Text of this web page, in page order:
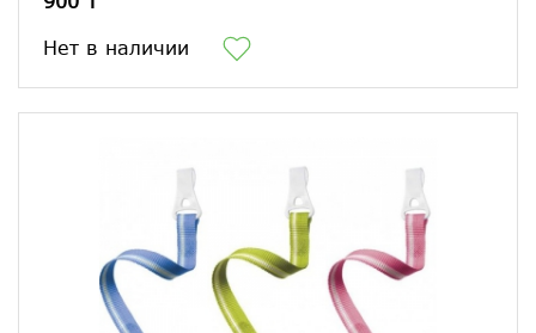
Нет в наличии